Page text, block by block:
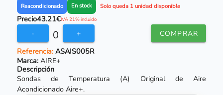
Reacondicionado En stock Solo queda 1 unidad disponible
Precio43.21€IVA 21% incluido
- 0 + COMPRAR
Referencia:ASAIS005R
Marca: AIRE+
Descripción
Sondas de Temperatura (A) Original de Aire
Acondicionado Aire+.